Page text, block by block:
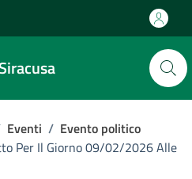
Eventi / Evento politico
Per Il Giorno 09/02/2026 Alle